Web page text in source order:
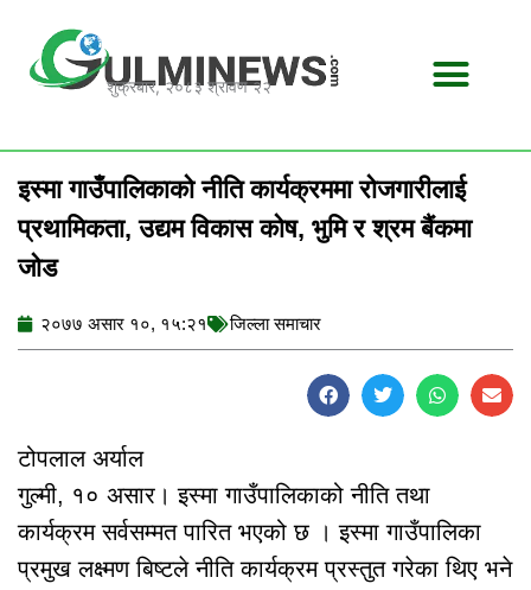
content
शुक्रबार, २०८३ श्रावण २२
इस्मा गाउँपालिकाको नीति कार्यक्रममा रोजगारीलाई
प्रथामिकता, उद्यम विकास कोष, भुमि र श्रम बैंकमा
जोड
२०७७ असार १०, १५:२१ जिल्ला समाचार
टोपलाल अर्याल
गुल्मी, १० असार। इस्मा गाउँपालिकाको नीति तथा
कार्यक्रम सर्वसम्मत पारित भएको छ । इस्मा गाउँपालिका
प्रमुख लक्ष्मण बिष्टले नीति कार्यक्रम प्रस्तुत गरेका थिए भने